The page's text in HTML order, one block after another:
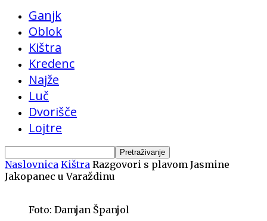
Ganjk
Oblok
Kištra
Kredenc
Najže
Luč
Dvorišče
Lojtre
Naslovnica Kištra Razgovori s plavom Jasmine
Jakopanec u Varaždinu
Foto: Damjan Španjol